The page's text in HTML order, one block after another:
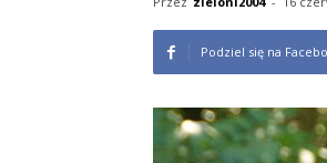
Podziel się na